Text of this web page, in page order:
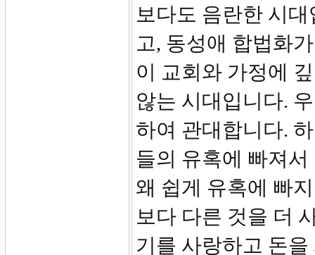
보다도 음란한 시
고, 동성애 합법화
이 교회와 가정에
않는 시대입니다.
하여 관대합니다.
들의 유혹에 빠져
왜 쉽게 유혹에 빠
보다 다른 것을 더
기를 사랑하고 돈